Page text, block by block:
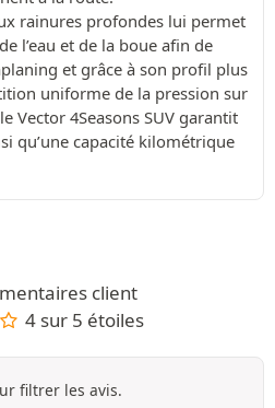
rainures profondes lui permet
l’eau et de la boue afin de
et grâce à son profil plus
uniforme de la pression sur
Vector 4Seasons SUV garantit
qu’une capacité kilométrique
client
4 sur 5 étoiles
filtrer les avis.